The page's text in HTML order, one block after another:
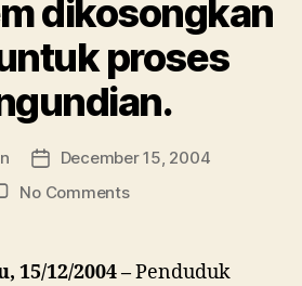
200
Tawanan
Palestin”
dikosongkan
proses
Post
date
December 15, 2004
No Commentson
Israel
15/12/2004 –Penduduk